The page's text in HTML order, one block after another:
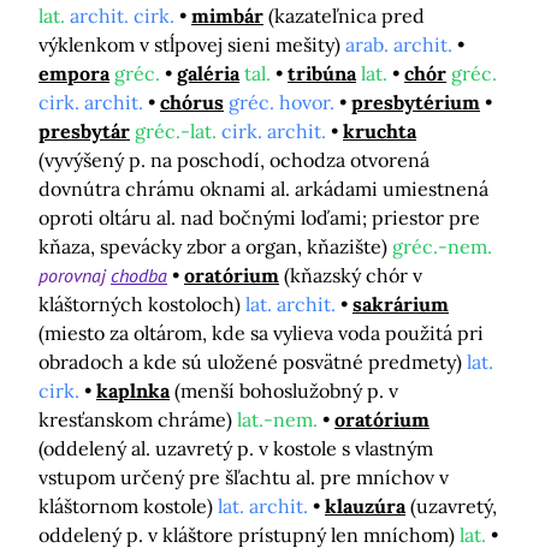
lat. archit. cirk. mimbár (kazateľnica pred
výklenkom v stĺpovej sieni mešity) arab. archit.
empora gréc. galéria tal. tribúna lat. chór gréc.
cirk. archit.
chórus gréc. hovor.
presbytérium
presbytár gréc.-lat. cirk. archit.
kruchta
(vyvýšený p. na poschodí, ochodza otvorená
dovnútra chrámu oknami al. arkádami umiestnená
oproti oltáru al. nad bočnými loďami; priestor pre
kňaza, spevácky zbor a organ, kňazište) gréc.-nem.
porovnajchodba oratórium (kňazský chór v
kláštorných kostoloch) lat. archit.
sakrárium
(miesto za oltárom, kde sa vylieva voda použitá pri
obradoch a kde sú uložené posvätné predmety) lat.
cirk.
kaplnka (menší bohoslužobný p. v
kresťanskom chráme) lat.-nem.
oratórium
(oddelený al. uzavretý p. v kostole s vlastným
vstupom určený pre šľachtu al. pre mníchov v
kláštornom kostole) lat. archit. klauzúra (uzavretý,
oddelený p. v kláštore prístupný len mníchom) lat.